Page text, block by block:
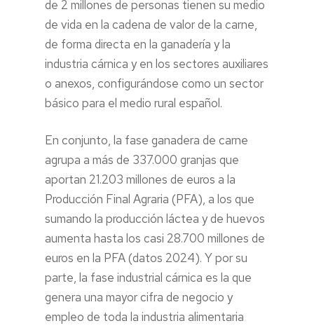
de 2 millones de personas tienen su medio
de vida en la cadena de valor de la carne,
de forma directa en la ganadería y la
industria cárnica y en los sectores auxiliares
o anexos, configurándose como un sector
básico para el medio rural español.
En conjunto, la fase ganadera de carne
agrupa a más de 337.000 granjas que
aportan 21.203 millones de euros a la
Producción Final Agraria (PFA), a los que
sumando la producción láctea y de huevos
aumenta hasta los casi 28.700 millones de
euros en la PFA (datos 2024). Y por su
parte, la fase industrial cárnica es la que
genera una mayor cifra de negocio y
empleo de toda la industria alimentaria